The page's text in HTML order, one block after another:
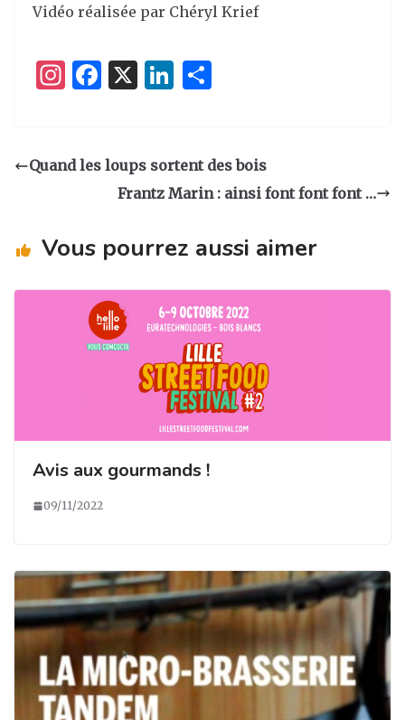
Vidéo réalisée par Chéryl Krief
I
a
m
F
e
b
o
X
Li
e
dI
g
er
Quand les loups sortent des bois
Frantz Marin : ainsi font font font …
Vous pourrez aussi aimer
Avis aux gourmands !
09/11/2022